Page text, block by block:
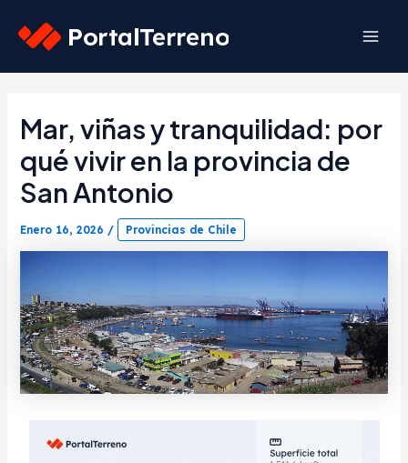
content
Mar, viñas y tranquilidad: por
qué vivir en la provincia de
San Antonio
Enero 16, 2026 / Provincias de Chile